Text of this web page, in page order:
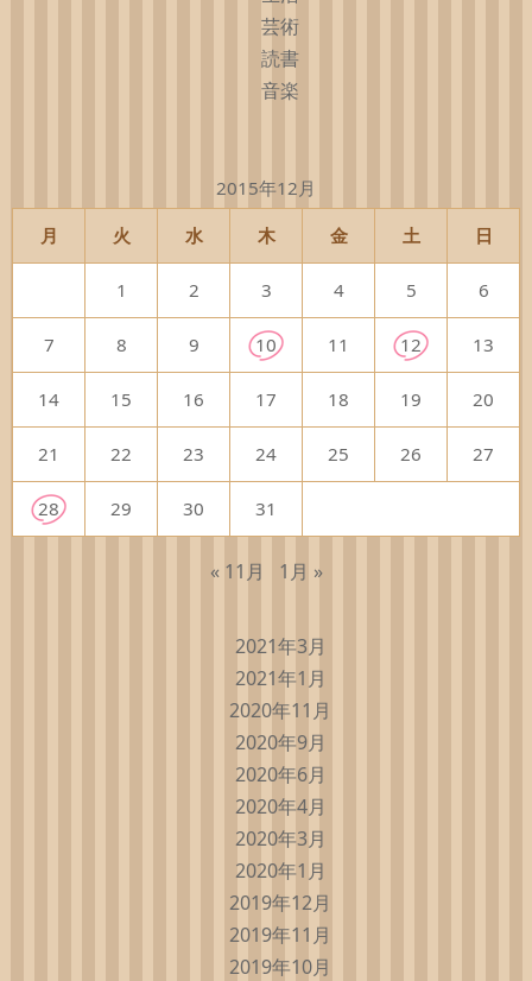
芸術
読書
音楽
2015年12月
月 火 水 木 金 土 日
1 2 3 4 5 6
7 8 9 10 11 12 13
14 15 16 17 18 19 20
21 22 23 24 25 26 27
28 29 30 31
« 11月 1月 »
2021年3月
2021年1月
2020年11月
2020年9月
2020年6月
2020年4月
2020年3月
2020年1月
2019年12月
2019年11月
2019年10月